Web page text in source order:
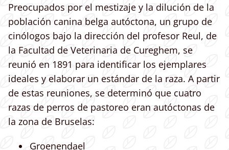
Preocupados por el mestizaje y la dilución de la
población canina belga autóctona, un grupo de
cinólogos bajo la dirección del profesor Reul, de
la Facultad de Veterinaria de Cureghem, se
reunió en 1891 para identificar los ejemplares
ideales y elaborar un estándar de la raza. A partir
de estas reuniones, se determinó que cuatro
razas de perros de pastoreo eran autóctonas de
la zona de Bruselas:
Groenendael